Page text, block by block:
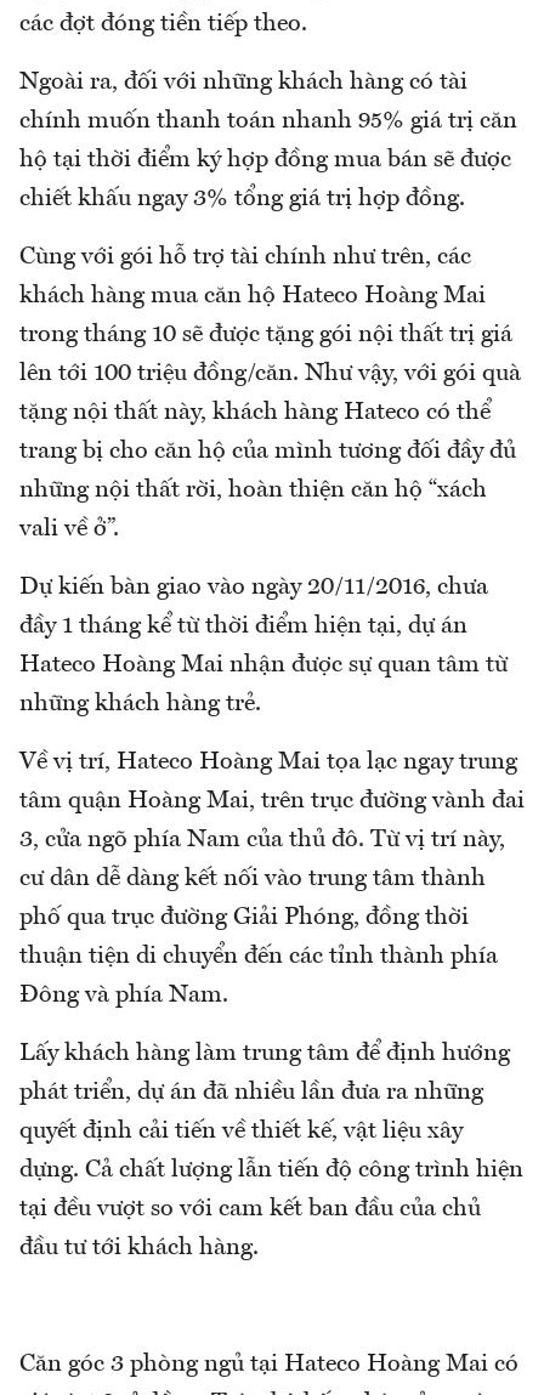
các đợt đóng tiền tiếp theo.
Ngoài ra, đối với những khách hàng có tài
chính muốn thanh toán nhanh 95% giá trị căn
hộ tại thời điểm ký hợp đồng mua bán sẽ được
chiết khấu ngay 3% tổng giá trị hợp đồng.
Cùng với gói hỗ trợ tài chính như trên, các
khách hàng mua căn hộ Hateco Hoàng Mai
trong tháng 10 sẽ được tặng gói nội thất trị giá
lên tới 100 triệu đồng/căn. Như vậy, với gói quà
tặng nội thất này, khách hàng Hateco có thể
trang bị cho căn hộ của mình tương đối đầy đủ
những nội thất rời, hoàn thiện căn hộ “xách
vali về ở”.
Dự kiến bàn giao vào ngày 20/11/2016, chưa
đầy 1 tháng kể từ thời điểm hiện tại, dự án
Hateco Hoàng Mai nhận được sự quan tâm từ
những khách hàng trẻ.
Về vị trí, Hateco Hoàng Mai tọa lạc ngay trung
tâm quận Hoàng Mai, trên trục đường vành đai
3, cửa ngõ phía Nam của thủ đô. Từ vị trí này,
cư dân dễ dàng kết nối vào trung tâm thành
phố qua trục đường Giải Phóng, đồng thời
thuận tiện di chuyển đến các tỉnh thành phía
Đông và phía Nam.
Lấy khách hàng làm trung tâm để định hướng
phát triển, dự án đã nhiều lần đưa ra những
quyết định cải tiến về thiết kế, vật liệu xây
dựng. Cả chất lượng lẫn tiến độ công trình hiện
tại đều vượt so với cam kết ban đầu của chủ
đầu tư tới khách hàng.
Căn góc 3 phòng ngủ tại Hateco Hoàng Mai có